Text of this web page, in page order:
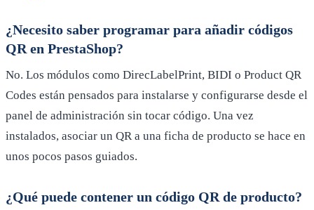
¿Necesito saber programar para añadir códigos
QR en PrestaShop?
No. Los módulos como DirecLabelPrint, BIDI o Product QR
Codes están pensados para instalarse y configurarse desde el
panel de administración sin tocar código. Una vez
instalados, asociar un QR a una ficha de producto se hace en
unos pocos pasos guiados.
¿Qué puede contener un código QR de producto?